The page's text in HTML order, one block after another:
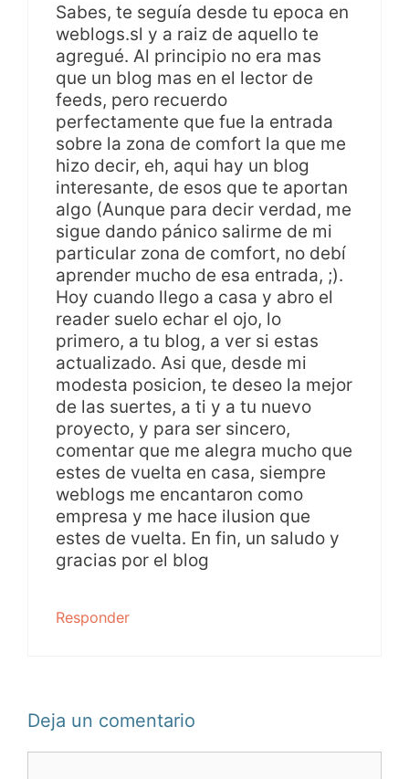
Sabes, te seguía desde tu epoca en
weblogs.sl y a raiz de aquello te
agregué. Al principio no era mas
que un blog mas en el lector de
feeds, pero recuerdo
perfectamente que fue la entrada
sobre la zona de comfort la que me
hizo decir, eh, aqui hay un blog
interesante, de esos que te aportan
algo (Aunque para decir verdad, me
sigue dando pánico salirme de mi
particular zona de comfort, no debí
aprender mucho de esa entrada, ;).
Hoy cuando llego a casa y abro el
reader suelo echar el ojo, lo
primero, a tu blog, a ver si estas
actualizado. Asi que, desde mi
modesta posicion, te deseo la mejor
de las suertes, a ti y a tu nuevo
proyecto, y para ser sincero,
comentar que me alegra mucho que
estes de vuelta en casa, siempre
weblogs me encantaron como
empresa y me hace ilusion que
estes de vuelta. En fin, un saludo y
gracias por el blog
Responder
Deja un comentario